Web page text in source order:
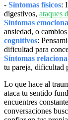
- Síntomas físicos:
digestivos, ataques
Síntomas
ansiedad, o
cognitivos:
dificultad para
Síntomas
tu pareja, dificultad
Lo que hace al
ataca tu sentido
encuentres
conversaciones